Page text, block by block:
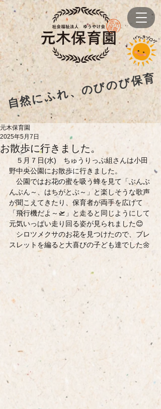
自然にふれ、のびのび保育
お散歩に行きました。
元木保育園
2025年5月7日
５月７日(水)　ちゅうりっぷ組さんは小田
野中央公園にお散歩に行きました。
公園ではお花の蜜を吸う蜂を見て「ぶんぶ
んぶん～、はちがとぶ～」と楽しそうな歌声
が聞こえてきたり、保育者が両手を広げて
「飛行機だよ～🛫」と走ると同じようにして
元気いっぱい走り回る姿が見られました😊
シロツメクサのお花を見つけたので、ブレ
スレットを編ると大喜びの子ども達でした🌼